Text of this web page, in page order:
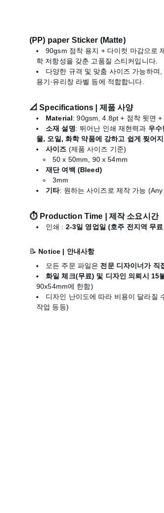
(PP) paper Sticker (Matte)
90gsm 점착 용지 + 다이컷 마감으로
학 저항성을 갖춘 고품질 스티커입니다.
다양한 규격 및 맞춤 사이즈 가능하며
용기·유리창 라벨 등에 적합합니다.
📐Specifications | 제품 사양
Material: 90gsm, 4.8pt + 점착 뒷면
소재 설명: 뛰어난 인쇄 재현력과 우수
물, 오일, 화학 약품에 강하고 쉽게 찢어
사이즈 (제품 사이즈 기준)
50 x 50mm, 90 x 54mm
재단 여백 (Bleed)
3mm
기타: 원하는 사이즈로 제작 가능
⏱ Production Time | 제작 소요시간
인쇄 : 2-3일 영업일 (호주 전지역 무
📝 Notice | 안내사항
모든 주문 파일은 전문 디자이너가 직
화일 체크(무료) 및 디자인 의뢰시 15
90x54mm에 한함)
디자인 난이도에 따라 비용이 달라질
작업 등등)